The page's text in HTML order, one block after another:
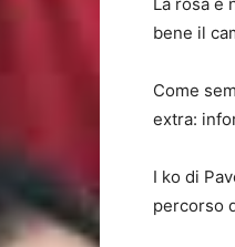
bene il
Come
extra:
I ko di
percorso